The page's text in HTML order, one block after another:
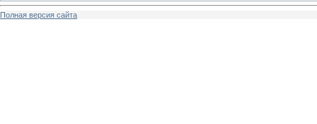
Полная версия сайта